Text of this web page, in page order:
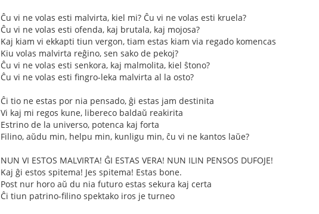
Ĉu vi ne volas esti malvirta, kiel mi? Ĉu vi ne volas esti kruela?
Ĉu vi ne volas esti ofenda, kaj brutala, kaj mojosa?
Kaj kiam vi ekkapti tiun vergon, tiam estas kiam via regado komencas
Kiu volas malvirta reĝino, sen sako de pekoj?
Ĉu vi ne volas esti senkora, kaj malmolita, kiel ŝtono?
Ĉu vi ne volas esti fingro-leka malvirta al la osto?
Ĉi tio ne estas por nia pensado, ĝi estas jam destinita
Vi kaj mi regos kune, libereco baldaŭ reakirita
Estrino de la universo, potenca kaj forta
Filino, aŭdu min, helpu min, kunligu min, ĉu vi ne kantos laŭe?
NUN VI ESTOS MALVIRTA! ĜI ESTAS VERA! NUN ILIN PENSOS DUFOJE!
Kaj ĝi estos spitema! Jes spitema! Estas bone.
Post nur horo aŭ du nia futuro estas sekura kaj certa
Ĉi tiun patrino-filino spektako iros je turneo